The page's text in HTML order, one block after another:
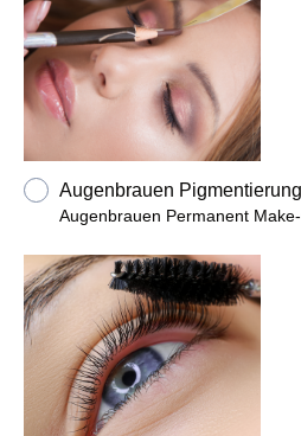
Augenbrauen Pigmentierung
Augenbrauen Permanent